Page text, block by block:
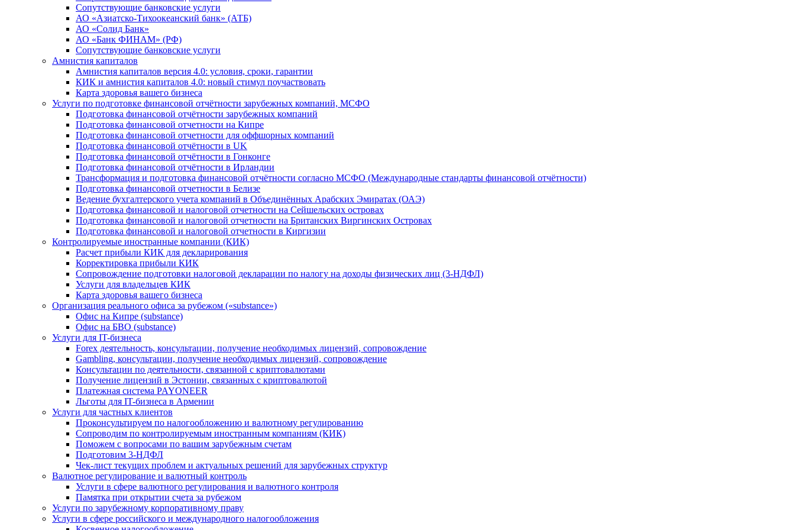
Сопутствующие банковские услуги
АО «Азиатско-Тихоокеанский банк» (АТБ)
АО «Солид Банк»
АО «Банк ФИНАМ» (РФ)
Сопутствующие банковские услуги
Амнистия капиталов
Амнистия капиталов версия 4.0: условия, сроки, гарантии
КИК и амнистия капиталов 4.0: новый стимул поучаствовать
Карта здоровья вашего бизнеса
Услуги по подготовке финансовой отчётности зарубежных компаний, МСФО
Подготовка финансовой отчётности зарубежных компаний
Подготовка финансовой отчетности на Кипре
Подготовка финансовой отчетности для оффшорных компаний
Подготовка финансовой отчётности в UK
Подготовка финансовой отчётности в Гонконге
Подготовка финансовой отчётности в Ирландии
Трансформация и подготовка финансовой отчётности согласно МСФО (Международные стандарты финансовой отчётности)
Подготовка финансовой отчетности в Белизе
Ведение бухгалтерского учета компаний в Объединённых Арабских Эмиратах (ОАЭ)
Подготовка финансовой и налоговой отчетности на Сейшельских островах
Подготовка финансовой и налоговой отчетности на Британских Виргинских Островах
Подготовка финансовой и налоговой отчетности в Киргизии
Контролируемые иностранные компании (КИК)
Расчет прибыли КИК для декларирования
Корректировка прибыли КИК
Сопровождение подготовки налоговой декларации по налогу на доходы физических лиц (3-НДФЛ)
Услуги для владельцев КИК
Карта здоровья вашего бизнеса
Организация реального офиса за рубежом («substance»)
Офис на Кипре (substance)
Офис на БВО (substance)
Услуги для IT-бизнеса
Forex деятельность, консультации, получение необходимых лицензий, сопровождение
Gambling, консультации, получение необходимых лицензий, сопровождение
Консультации по деятельности, связанной с криптовалютами
Получение лицензий в Эстонии, связанных с криптовалютой
Платежная система PAYONEER
Льготы для IT-бизнеса в Армении
Услуги для частных клиентов
Проконсультируем по налогообложению и валютному регулированию
Сопроводим по контролируемым иностранным компаниям (КИК)
Поможем с вопросами по вашим зарубежным счетам
Подготовим 3-НДФЛ
Чек-лист текущих проблем и актуальных решений для зарубежных структур
Валютное регулирование и валютный контроль
Услуги в сфере валютного регулирования и валютного контроля
Памятка при открытии счета за рубежом
Услуги по зарубежному корпоративному праву
Услуги в сфере российского и международного налогообложения